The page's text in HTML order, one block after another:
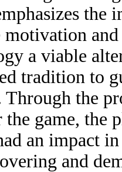
the
motivation
a viable
tradition to
Through the
the game, the
an impact
and